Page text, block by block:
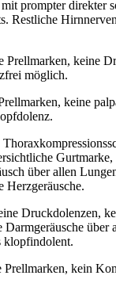
prompter direkter
Restliche
Prellmarken, keine
möglich.
keine
über allen
Herzgeräusche.
Druckdolenzen,
Darmgeräusche über
klopfindolent.
Prellmarken, kein